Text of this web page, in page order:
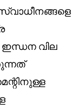
ഇന്ധന വില